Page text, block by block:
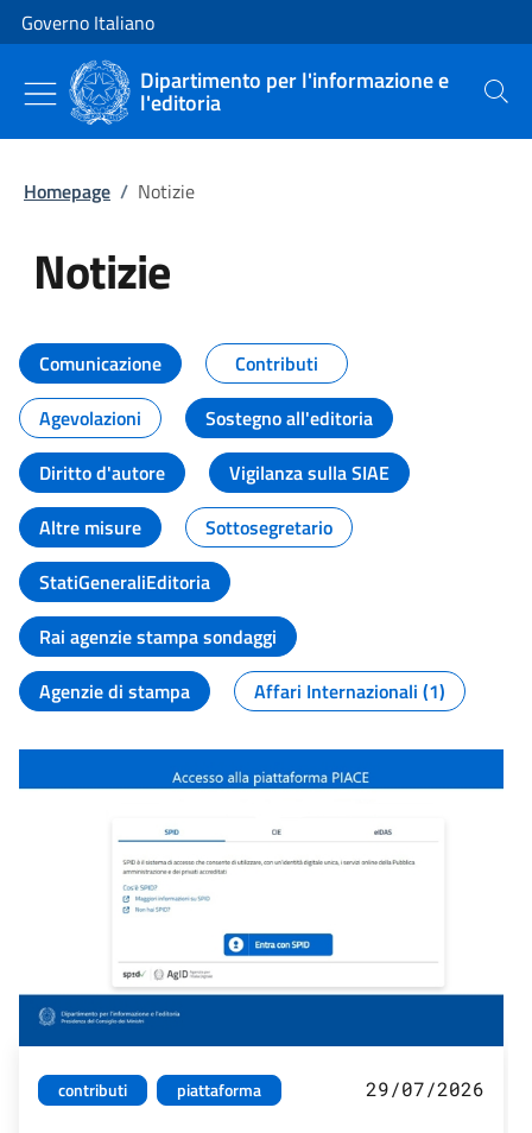
Vai al contenuto
Vai alla navigazione del sito
Governo Italiano
Dipartimento per l'informazione e
l'editoria Cerca
Homepage / Notizie
Notizie
Tutti i contenuti della pagina
Comunicazione
Contributi
Agevolazioni
Sostegno all'editoria
Diritto d'autore
Vigilanza sulla SIAE
Altre misure
Sottosegretario
StatiGeneraliEditoria
Rai agenzie stampa sondaggi
Agenzie di stampa
Affari Internazionali (1)
contributi piattaforma 29/07/2026